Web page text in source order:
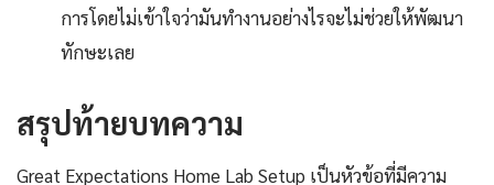
การโดยไม่เข้าใจว่ามันทำงานอย่างไรจะไม่ช่วยให้พัฒนา
ทักษะเลย
สรุปท้ายบทความ
Great Expectations Home Lab Setup เป็นหัวข้อที่มีความ